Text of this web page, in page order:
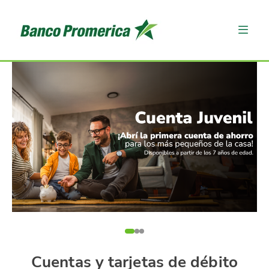
Cuentas y tarjetas de débito